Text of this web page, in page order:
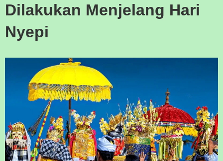
Dilakukan Menjelang Hari
Nyepi